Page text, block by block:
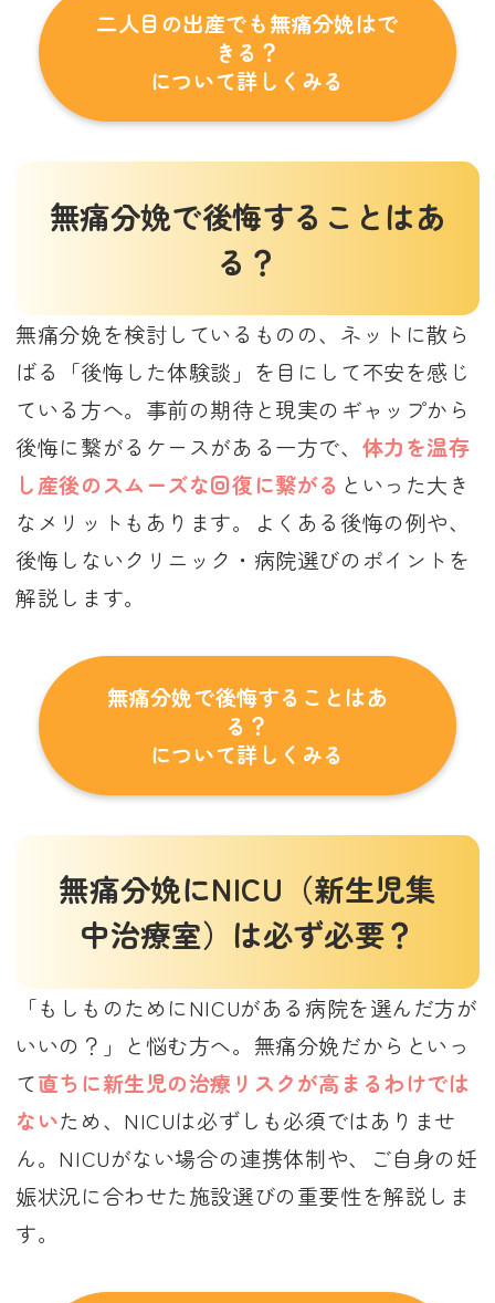
二人目の出産でも無痛分娩はで
きる？
について詳しくみる
無痛分娩で後悔することはあ
る？
無痛分娩を検討しているものの、ネットに散ら
ばる「後悔した体験談」を目にして不安を感じ
ている方へ。事前の期待と現実のギャップから
後悔に繋がるケースがある一方で、 体力を温存
し産後のスムーズな回復に繋がる といった大き
なメリットもあります。よくある後悔の例や、
後悔しないクリニック・病院選びのポイントを
解説します。
無痛分娩で後悔することはあ
る？
について詳しくみる
無痛分娩にNICU（新生児集
中治療室）は必ず必要？
「もしものためにNICUがある病院を選んだ方が
いいの？」と悩む方へ。無痛分娩だからといっ
て直ちに新生児の治療リスクが高まるわけでは
ないため、NICUは必ずしも必須ではありませ
ん。NICUがない場合の連携体制や、ご自身の妊
娠状況に合わせた施設選びの重要性を解説しま
す。